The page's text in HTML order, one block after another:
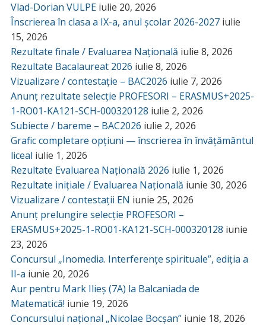
Vlad-Dorian VULPE iulie 20, 2026
Înscrierea în clasa a IX-a, anul școlar 2026-2027 iulie
15, 2026
Rezultate finale / Evaluarea Națională iulie 8, 2026
Rezultate Bacalaureat 2026 iulie 8, 2026
Vizualizare / contestație – BAC2026 iulie 7, 2026
Anunț rezultate selecție PROFESORI – ERASMUS+2025-
1-RO01-KA121-SCH-000320128 iulie 2, 2026
Subiecte / bareme – BAC2026 iulie 2, 2026
Grafic completare opțiuni — înscrierea în învățământul
liceal iulie 1, 2026
Rezultate Evaluarea Națională 2026 iulie 1, 2026
Rezultate inițiale / Evaluarea Națională iunie 30, 2026
Vizualizare / contestații EN iunie 25, 2026
Anunț prelungire selecție PROFESORI –
ERASMUS+2025-1-RO01-KA121-SCH-000320128 iunie
23, 2026
Concursul „Inomedia. Interferențe spirituale”, ediția a
II-a iunie 20, 2026
Aur pentru Mark Ilieș (7A) la Balcaniada de
Matematică! iunie 19, 2026
Concursului național „Nicolae Bocșan” iunie 18, 2026